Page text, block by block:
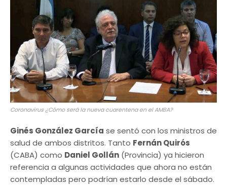
Coronavirus ¿Cómo será la nueva cuarentena en el AMBA?
Ginés González García se sentó con los ministros de
salud de ambos distritos. Tanto Fernán Quirós
(CABA) como Daniel Gollán (Provincia) ya hicieron
referencia a algunas actividades que ahora no están
contempladas pero podrían estarlo desde el sábado.